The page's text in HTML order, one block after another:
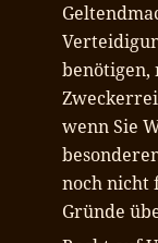
benötigen,
wenn Sie
noch nicht
Gründe